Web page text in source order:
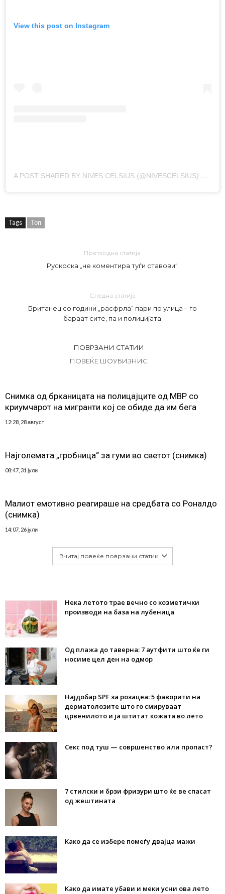
View this post on Instagram
A POST SHARED BY NIVES CELSIUS (@NIVESCELSIUS)
Tags Топ
Претходна статија
Рускоска „не коментира туѓи ставови“
Следна статија
Британец со години „расфрла“ пари по улица – го
бараат сите, па и полицијата
ПОВРЗАНИ СТАТИИ
ПОВЕЌЕ ШОУБИЗНИС
Снимка од брканицата на полицајците од МВР со
криумчарот на мигранти кој се обиде да им бега
12:28, 28 август
Најголемата „гробница“ за гуми во светот (снимка)
08:47, 31 јули
Малиот емотивно реагираше на средбата со Роналдо
(снимка)
14:07, 26 јули
Вчитај повеќе поврзани статии
Нека летото трае вечно со козметички
производи на база на лубеница
Од плажа до таверна: 7 аутфити што ќе ги
носиме цел ден на одмор
Најдобар SPF за розацеа: 5 фаворити на
дерматолозите што го смируваат
црвенилото и ја штитат кожата во лето
Секс под туш — совршенство или пропаст?
7 стилски и брзи фризури што ќе ве спасат
од жештината
Како да се избере помеѓу двајца мажи
Како да имате убави и меки усни ова лето